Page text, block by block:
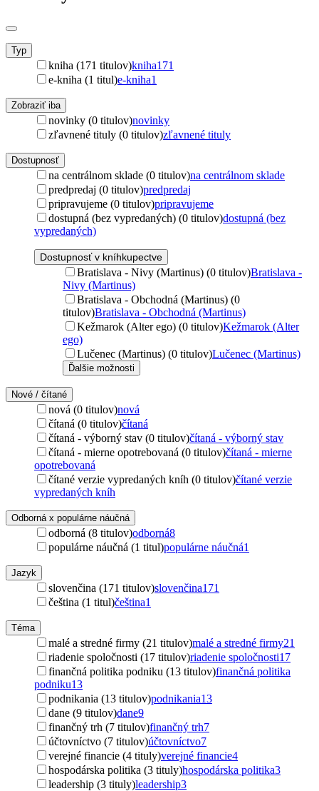
Typ
kniha (171 titulov)kniha171
e-kniha (1 titul)e-kniha1
Zobraziť iba
novinky (0 titulov)novinky
zľavnené tituly (0 titulov)zľavnené tituly
Dostupnosť
na centrálnom sklade (0 titulov)na centrálnom sklade
predpredaj (0 titulov)predpredaj
pripravujeme (0 titulov)pripravujeme
dostupná (bez vypredaných) (0 titulov)dostupná (bez
vypredaných)
Dostupnosť v kníhkupectve
Bratislava - Nivy (Martinus) (0 titulov)Bratislava -
Nivy (Martinus)
Bratislava - Obchodná (Martinus) (0
titulov)Bratislava - Obchodná (Martinus)
Kežmarok (Alter ego) (0 titulov)Kežmarok (Alter
ego)
Lučenec (Martinus) (0 titulov)Lučenec (Martinus)
Ďalšie možnosti
Nové / čítané
nová (0 titulov)nová
čítaná (0 titulov)čítaná
čítaná - výborný stav (0 titulov)čítaná - výborný stav
čítaná - mierne opotrebovaná (0 titulov)čítaná - mierne
opotrebovaná
čítané verzie vypredaných kníh (0 titulov)čítané verzie
vypredaných kníh
Odborná x populárne náučná
odborná (8 titulov)odborná8
populárne náučná (1 titul)populárne náučná1
Jazyk
slovenčina (171 titulov)slovenčina171
čeština (1 titul)čeština1
Téma
malé a stredné firmy (21 titulov)malé a stredné firmy21
riadenie spoločnosti (17 titulov)riadenie spoločnosti17
finančná politika podniku (13 titulov)finančná politika
podniku13
podnikania (13 titulov)podnikania13
dane (9 titulov)dane9
finančný trh (7 titulov)finančný trh7
účtovníctvo (7 titulov)účtovníctvo7
verejné financie (4 tituly)verejné financie4
hospodárska politika (3 tituly)hospodárska politika3
leadership (3 tituly)leadership3